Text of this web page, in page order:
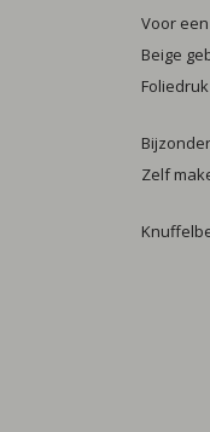
Voor
Beige
Zelf